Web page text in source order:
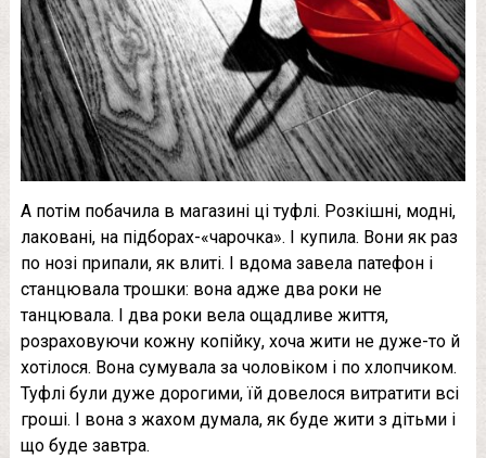
А потім побачила в магазині ці туфлі. Розкішні, модні,
лаковані, на підборах-«чарочка». І купила. Вони як раз
по нозі припали, як влиті. І вдома завела патефон і
станцювала трошки: вона адже два роки не
танцювала. І два роки вела ощадливе життя,
розраховуючи кожну копійку, хоча жити не дуже-то й
хотілося. Вона сумувала за чоловіком і по хлопчиком.
Туфлі були дуже дорогими, їй довелося витратити всі
гроші. І вона з жaxом думала, як буде жити з дітьми і
що буде завтра.